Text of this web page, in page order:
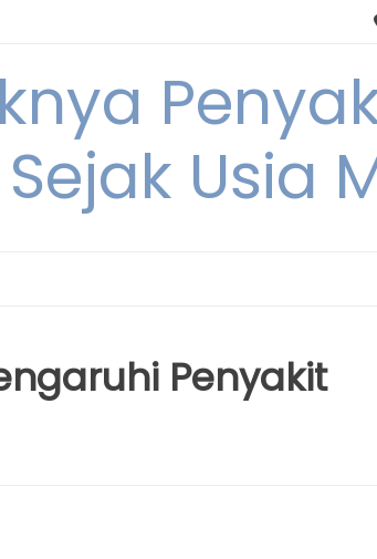
Usia
Penyakit